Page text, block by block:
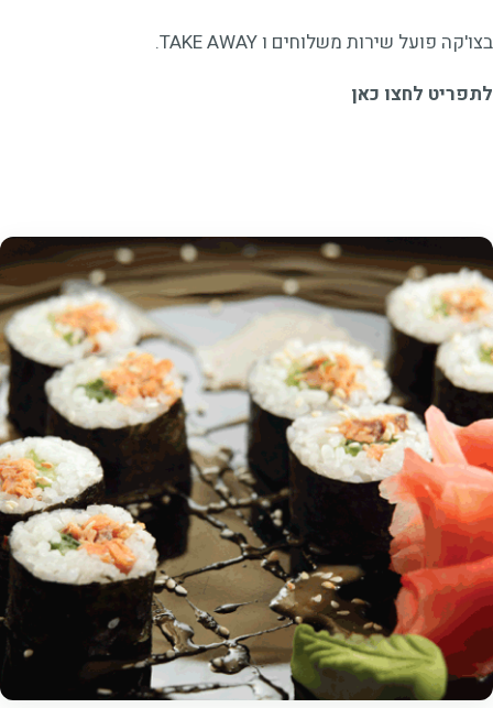
בצו'קה פועל שירות משלוחים ו TAKE AWAY.
לתפריט לחצו כאן